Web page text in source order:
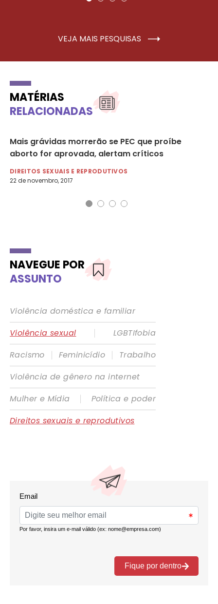
VEJA MAIS PESQUISAS
MATÉRIAS
RELACIONADAS
Mais grávidas morrerão se PEC que proíbe
aborto for aprovada, alertam críticos
DIREITOS SEXUAIS E REPRODUTIVOS
22 de novembro, 2017
NAVEGUE POR
ASSUNTO
Violência doméstica e familiar
Violência sexual
|
LGBTIfobia
Racismo
| Feminicídio |
Trabalho
Violência de gênero na internet
Mulher e Mídia
|
Política e poder
Direitos sexuais e reprodutivos